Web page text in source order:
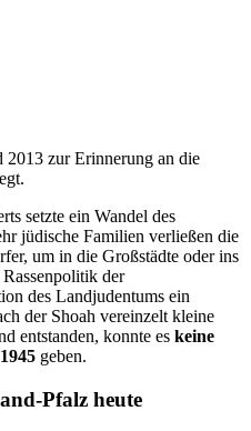
2013 zur Erinnerung an die
setzte ein Wandel des
jüdische Familien verließen die
um in die Großstädte oder ins
der
des Landjudentums ein
der Shoah vereinzelt kleine
entstanden, konnte es keine
geben.
Pfalz heute